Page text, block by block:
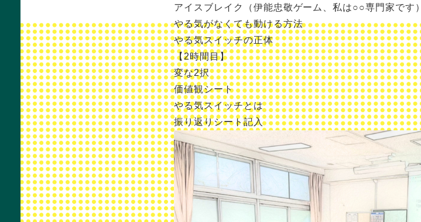
アイスブレイク（伊能忠敬ゲーム、私は○○専門家です）
やる気がなくても動ける方法
やる気スイッチの正体
【2時間目】
変な2択
価値観シート
やる気スイッチとは
振り返りシート記入